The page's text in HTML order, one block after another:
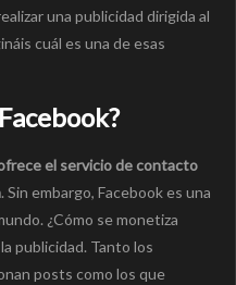
una publicidad dirigida al
cuál es una de esas
el servicio de contacto
. Sin embargo, Facebook es una
¿Cómo se monetiza
publicidad. Tanto los
posts como los que